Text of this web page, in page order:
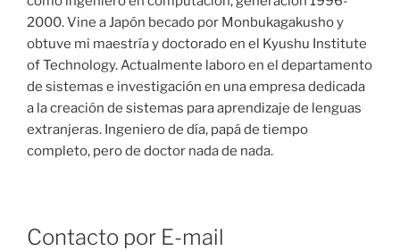
2000. Vine a Japón becado por Monbukagakusho y
obtuve mi maestría y doctorado en el Kyushu Institute
of Technology. Actualmente laboro en el departamento
de sistemas e investigación en una empresa dedicada
a la creación de sistemas para aprendizaje de lenguas
extranjeras. Ingeniero de día, papá de tiempo
completo, pero de doctor nada de nada.
Contacto por E-mail